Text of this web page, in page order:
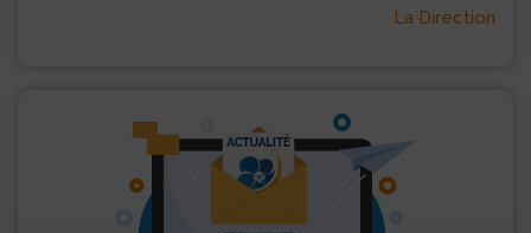
La Direction